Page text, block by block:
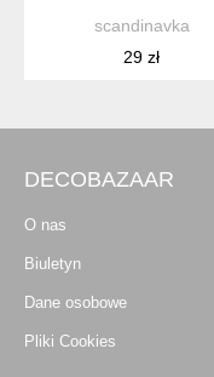
scandinavka
29 zł
DECOBAZAAR
O nas
Biuletyn
Dane osobowe
Pliki Cookies